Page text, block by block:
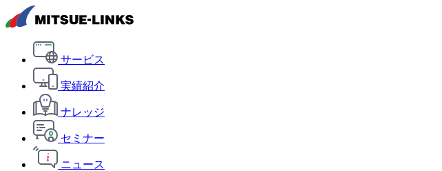
サービス
実績紹介
ナレッジ
セミナー
ニュース